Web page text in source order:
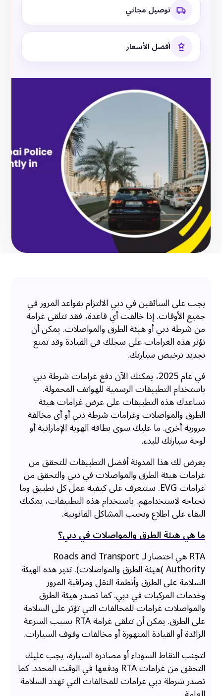
توصيل مجاني
أفضل الأسعار
يجب على السائقين في دبي الالتزام بقواعد المرور في
جميع الأوقات. إذا خالفت أي قاعدة، فقد تتلقى غرامة
من شرطة دبي أو هيئة الطرق والمواصلات. يمكن أن
تؤثر هذه الغرامات على سجلك في القيادة وقد تمنع
تجديد ترخيص سيارتك.
في عام 2025، يمكنك الآن دفع غرامات شرطة دبي
باستخدام التطبيقات الرسمية للهواتف المحمولة.
تساعدك هذه التطبيقات على عرض غرامات هيئة
الطرق والمواصلات وغرامات شرطة دبي أو أي مخالفة
مرورية أخرى. ما عليك سوى بطاقة الهوية الإماراتية أو
لوحة سيارتك للبدء.
يعرض لك هذا المدونة أفضل التطبيقات للتحقق من
غرامات هيئة الطرق والمواصلات في دبي والتحقق من
غرامات EVG. ستتعرف على كيفية عمل كل تطبيق وما
تحتاجه لاستخدامهم. باستخدام هذه التطبيقات، يمكنك
البقاء على اطلاع وتجنب المشاكل القانونية.
ما هي هيئة الطرق والمواصلات في دبي؟
RTA هي اختصار لـ Roads and Transport
Authority )هيئة الطرق والمواصلات). تدير هذه الهيئة
السلامة على الطرق وأنظمة النقل ومراقبة المرور
وخدمات المركبات في دبي. كما تصدر هيئة الطرق
والمواصلات غرامات للمخالفات التي تؤثر على السلامة
على الطرق. يمكن أن تتلقى غرامة RTA بسبب السرعة
الزائدة أو القيادة المتهورة أو مخالفات وقوف السيارات.
لتجنب النقاط السوداء أو مصادرة السيارة، يجب عليك
التحقق من غرامات RTA ودفعها في الوقت المحدد. كما
تصدر شرطة دبي غرامات للمخالفات التي تهدد السلامة